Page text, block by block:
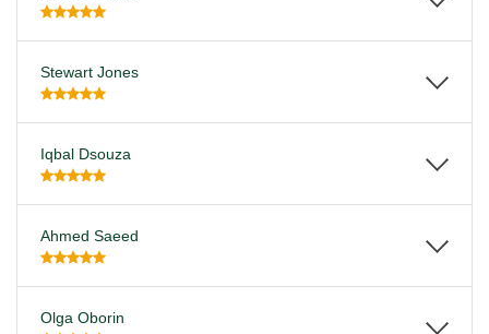
Stewart Jones
Iqbal Dsouza
Ahmed Saeed
Olga Oborin